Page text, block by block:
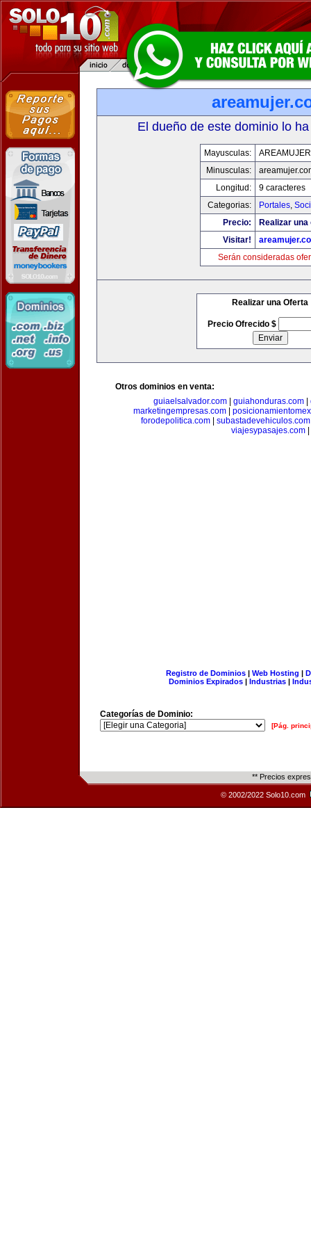
El dueño de este dominio lo
Mayusculas:
Minusculas:
Longitud:
9 caracteres
Categorias:
Portales,
Precio:
Realizar
Visitar!
Serán consideradas
Realizar una Oferta
Precio Ofrecido $
Otros dominios en venta:
guiaelsalvador.com| guiahonduras.com|
marketingempresas.com
forodepolitica.com| subastadevehiculos.com
viajesypasajes.com|
Registro de Dominios| Web Hosting |
Dominios Expirados | Industrias |
Categorías de Dominio:
[Pág.
** Precios
© 2002/2022 Solo10.com